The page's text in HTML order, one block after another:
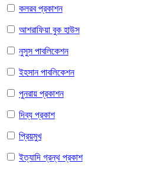
কলরব প্রকাশন
আশরাফিয়া বুক হাউস
নুসুস পাবলিকেশন
ইহসান পাবলিকেশন
পুনরায় প্রকাশন
দিব্য প্রকাশ
প্রিয়মুখ
ইত্যাদি গ্রন্থ প্রকাশ